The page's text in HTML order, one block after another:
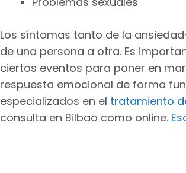
Los síntomas tanto de la
de una persona a otra. Es
ciertos eventos para poner en
respuesta emocional de forma
especializados en el tratamiento
consulta en Bilbao como online.